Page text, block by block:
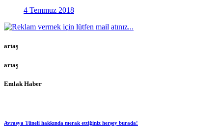
4 Temmuz 2018
artaş
artaş
Emlak Haber
Avrasya Tüneli hakkında merak ettiğiniz herşey burada!